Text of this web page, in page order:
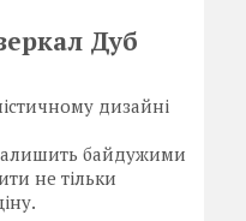
Дуб
дизайні
байдужими
не тільки